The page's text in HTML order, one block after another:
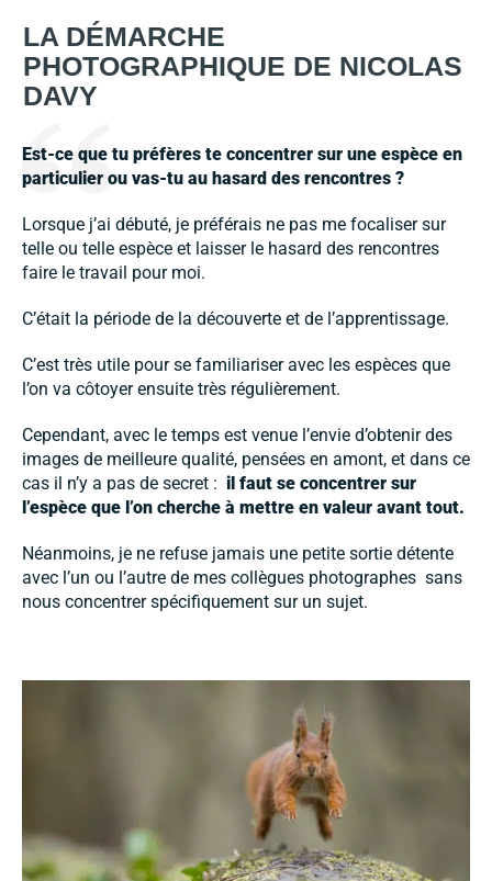
LA DÉMARCHE
PHOTOGRAPHIQUE DE NICOLAS
DAVY
Est-ce que tu préfères te concentrer sur une espèce en
particulier ou vas-tu au hasard des rencontres ?
Lorsque j’ai débuté, je préférais ne pas me focaliser sur
telle ou telle espèce et laisser le hasard des rencontres
faire le travail pour moi.
C’était la période de la découverte et de l’apprentissage.
C’est très utile pour se familiariser avec les espèces que
l’on va côtoyer ensuite très régulièrement.
Cependant, avec le temps est venue l’envie d’obtenir des
images de meilleure qualité, pensées en amont, et dans ce
cas il n’y a pas de secret : il faut se concentrer sur
l’espèce que l’on cherche à mettre en valeur avant tout.
Néanmoins, je ne refuse jamais une petite sortie détente
avec l’un ou l’autre de mes collègues photographes sans
nous concentrer spécifiquement sur un sujet.